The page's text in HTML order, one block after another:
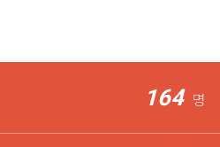
164 명